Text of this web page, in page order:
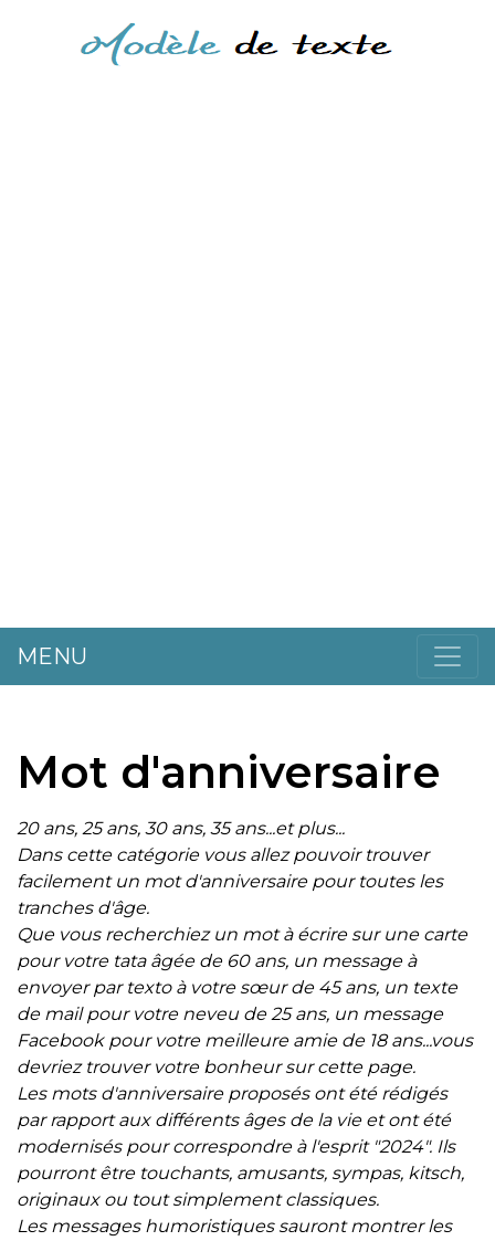
MENU
Mot d'anniversaire
20 ans, 25 ans, 30 ans, 35 ans...et plus...
Dans cette catégorie vous allez pouvoir trouver
facilement un mot d'anniversaire pour toutes les
tranches d'âge.
Que vous recherchiez un mot à écrire sur une carte
pour votre tata âgée de 60 ans, un message à
envoyer par texto à votre sœur de 45 ans, un texte
de mail pour votre neveu de 25 ans, un message
Facebook pour votre meilleure amie de 18 ans...vous
devriez trouver votre bonheur sur cette page.
Les mots d'anniversaire proposés ont été rédigés
par rapport aux différents âges de la vie et ont été
modernisés pour correspondre à l'esprit "2024". Ils
pourront être touchants, amusants, sympas, kitsch,
originaux ou tout simplement classiques.
Les messages humoristiques sauront montrer les